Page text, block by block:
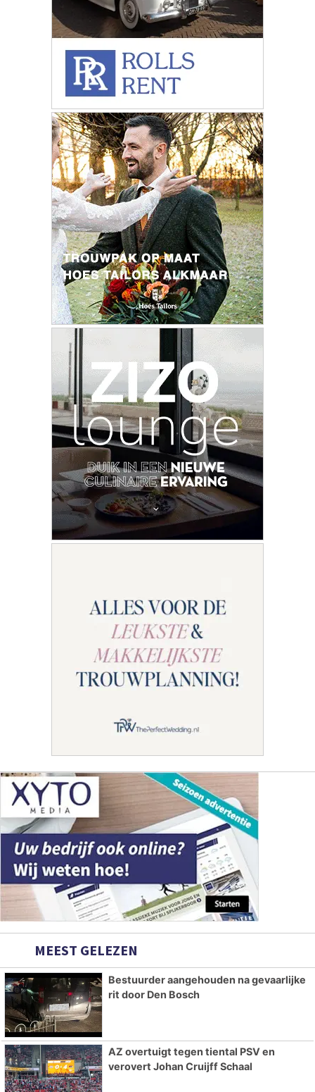
MEEST GELEZEN
Bestuurder aangehouden na gevaarlijke
rit door Den Bosch
AZ overtuigt tegen tiental PSV en
verovert Johan Cruijff Schaal